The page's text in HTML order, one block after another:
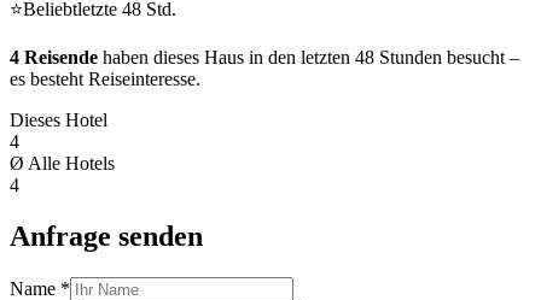
⭐Beliebtletzte 48 Std.
4 Reisende haben dieses Haus in den letzten 48 Stunden besucht –
es besteht Reiseinteresse.
Dieses Hotel
4
Ø Alle Hotels
4
Anfrage senden
Name *